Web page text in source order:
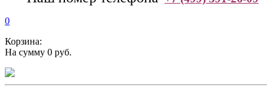
0
Корзина:
На сумму 0 руб.